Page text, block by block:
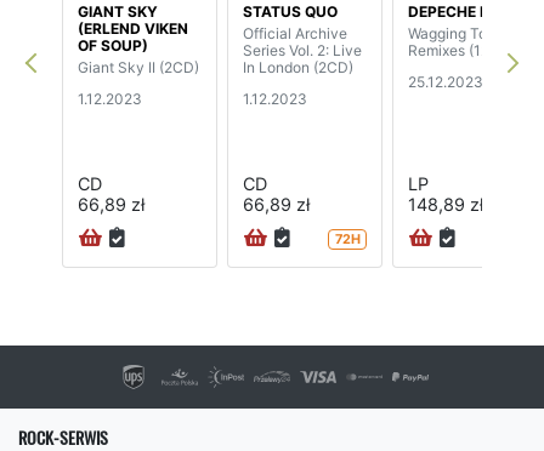
GIANT SKY
(ERLEND VIKEN
OF SOUP)
Giant Sky II (2CD)
1.12.2023
CD
66,89 zł
STATUS QUO
Official Archive
Series Vol. 2: Live
In London (2CD)
1.12.2023
CD
66,89 zł
72H
DEPECHE MODE
Wagging Tongue
Remixes (12”EP)
25.12.2023
LP
148,89 zł
ROCK-SERWIS